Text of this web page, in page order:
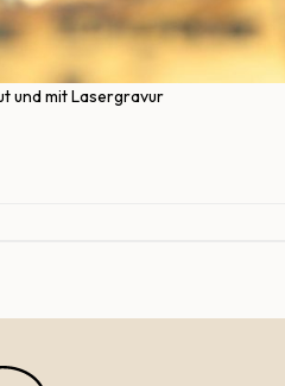
und mit Lasergravur